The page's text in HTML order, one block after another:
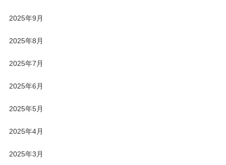
2025年9月
2025年8月
2025年7月
2025年6月
2025年5月
2025年4月
2025年3月